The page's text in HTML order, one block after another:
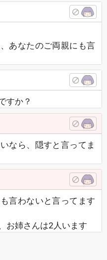
あなたのご両親にも言
すか？
なら、隠すと言ってま
言わないと言ってます
お姉さんは2人います